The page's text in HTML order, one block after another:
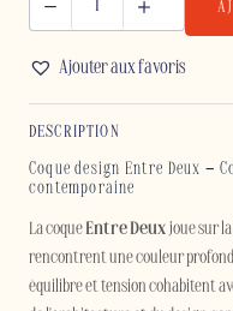
ENTRE
DEUX
-
IPHONE
Ajouter aux favoris
DESCRIPTION
Coque design Entre Deux –
contemporaine
La coqueEntre Deux joue sur
rencontrent une couleur
équilibre et tension cohabitent